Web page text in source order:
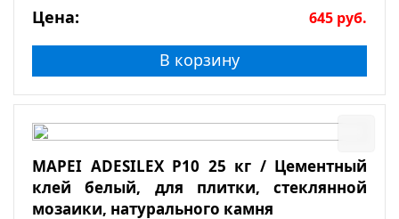
Цена: 645 руб.
В корзину
MAPEI ADESILEX P10 25 кг / Цементный
клей белый, для плитки, стеклянной
мозаики, натурального камня